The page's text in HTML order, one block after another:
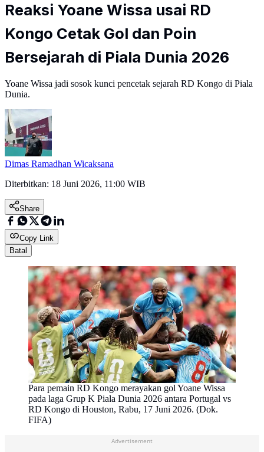
Reaksi Yoane Wissa usai RD
Kongo Cetak Gol dan Poin
Bersejarah di Piala Dunia 2026
Yoane Wissa jadi sosok kunci pencetak sejarah RD Kongo di Piala
Dunia.
Dimas Ramadhan Wicaksana
Diterbitkan: 18 Juni 2026, 11:00 WIB
Share
Copy Link
Batal
Para pemain RD Kongo merayakan gol Yoane Wissa
pada laga Grup K Piala Dunia 2026 antara Portugal vs
RD Kongo di Houston, Rabu, 17 Juni 2026. (Dok.
FIFA)
Advertisement